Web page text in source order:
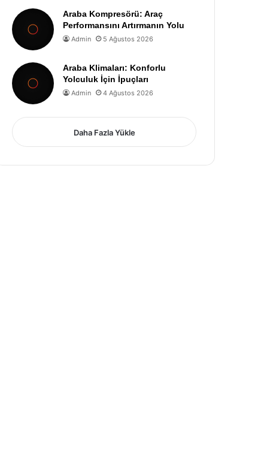
Araba Kompresörü: Araç
Performansını Artırmanın Yolu
Admin 5 Ağustos 2026
Araba Klimaları: Konforlu
Yolculuk İçin İpuçları
Admin 4 Ağustos 2026
Daha Fazla Yükle